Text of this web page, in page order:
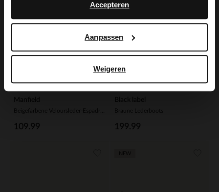
Accepteren
Aanpassen
Weigeren
Manfield
109.99
Black label
Braune Lederboots
199.99